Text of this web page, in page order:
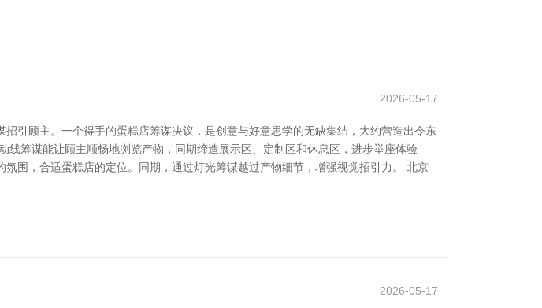
2026-05-17
引顾主。一个得手的蛋糕店筹谋决议，是创意与好意思学的无缺集结，大约营造出令东
筹谋能让顾主顺畅地浏览产物，同期缔造展示区、定制区和休息区，进步举座体验
围，合适蛋糕店的定位。同期，通过灯光筹谋越过产物细节，增强视觉招引力。 北京
2026-05-17